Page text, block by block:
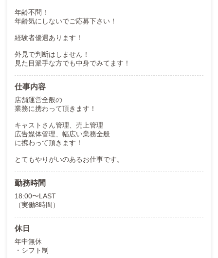
￣￣￣￣￣￣￣￣￣￣￣
●各種手当用意してます
皆勤手当、有給手当）
大手ならではの圧倒的な高待遇がついております！
●有給休暇有
（ちゃんと有給休暇も完備）
●独立支援制度有
（総合的に判断して任せられる方へは積極的に独立させていま
す）
★当社はマンション無料で寮即入居可能！
￣￣￣￣￣￣￣￣￣￣￣￣￣￣￣￣￣￣
（即入寮可、クリーニング済み）
お店から徒歩圏内で出勤もラクラク！
仕事終わりもサクッと帰れます！
●あなたのニーズに合った部屋ご用意！
会社負担で希望の場所、間取りの部屋借ります！
●上京費用、引っ越し費用当店負担
●スーツ支給
年齢不問！
年齢気にしないでご応募下さい！
経験者優遇あります！
外見で判断はしません！
見た目派手な方でも中身でみてます！
仕事内容
店舗運営全般の
業務に携わって頂きます！
キャストさん管理、売上管理
広告媒体管理、幅広い業務全般
に携わって頂きます！
とてもやりがいのあるお仕事です。
勤務時間
18:00〜LAST
（実働8時間）
休日
年中無休
・シフト制